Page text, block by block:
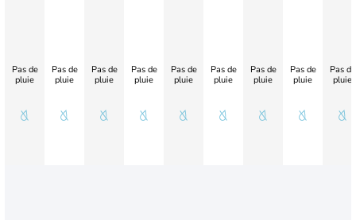
Pas de
pluie
Pas de
pluie
Pas de
pluie
Pas de
pluie
Pas de
pluie
Pas de
pluie
Pas de
pluie
Pas de
pluie
Pas de
pluie